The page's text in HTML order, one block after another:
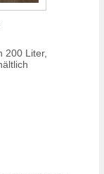
200 Liter,